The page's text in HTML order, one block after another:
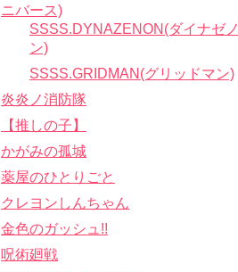
ニバース)
SSSS.DYNAZENON(ダイナゼノ
ン)
SSSS.GRIDMAN(グリッドマン)
炎炎ノ消防隊
【推しの子】
かがみの孤城
薬屋のひとりごと
クレヨンしんちゃん
金色のガッシュ!!
呪術廻戦